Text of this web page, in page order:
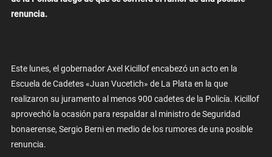
renuncia.
Este lunes, el gobernador Axel Kicillof encabezó un acto en la
Escuela de Cadetes «Juan Vucetich» de La Plata en la que
realizaron su juramento al menos 900 cadetes de la Policía. Kicillof
aprovechó la ocasión para respaldar al ministro de Seguridad
bonaerense, Sergio Berni en medio de los rumores de una posible
renuncia.